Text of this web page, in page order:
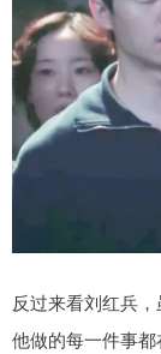
反过来看刘红兵
他做的每一件事